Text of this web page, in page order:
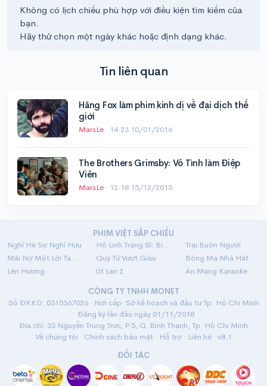
Không có lịch chiếu phù hợp với điều kiện tìm kiếm của
bạn.
Hãy thử chọn một ngày khác hoặc định dạng khác.
Tin liên quan
Hãng Fox làm phim kinh dị về đại dịch thế
giới
MarsLe · 14:23 10/01/2016
The Brothers Grimsby: Vô Tình làm Điệp
Viên
MarsLe · 12:18 15/12/2015
PHIM VIỆT SẮP CHIẾU
Nghỉ Hè Sợ Nghỉ Hưu
Hộ Linh Tráng Sĩ: Bí Ẩn Mộ Vua Đinh
Trại Buôn Người
Mãi Nợ Một Lời Tạm Biệt
Quý Tử Vượt Giàu
Bóng Ma Nhà Hát
Lên Hương
Út Lan 2
Án Mạng Karaoke
CÔNG TY TNHH MONET
Số ĐKKD: 0315367026 · Nơi cấp: Sở kế hoạch và đầu tư Tp. Hồ Chí Minh
· Đăng ký lần đầu ngày 01/11/2018
Địa chỉ: 33 Nguyễn Trung Trực, P.5, Q. Bình Thạnh, Tp. Hồ Chí Minh
Về chúng tôi · Chính sách bảo mật · Hỗ trợ · Liên hệ · v8.1
ĐỐI TÁC